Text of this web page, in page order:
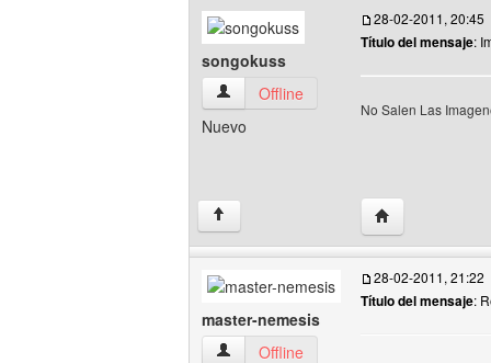
songokuss
songokuss Ver perfil del usuario
Offline
Nuevo
28-02-2011, 20:45
Título del mensaje:
No Salen Las
↑ Visitar sitio web
master-nemesis
master-nemesis Ver perfil del usuario
Offline
28-02-2011, 21:22
Título del mensaje: